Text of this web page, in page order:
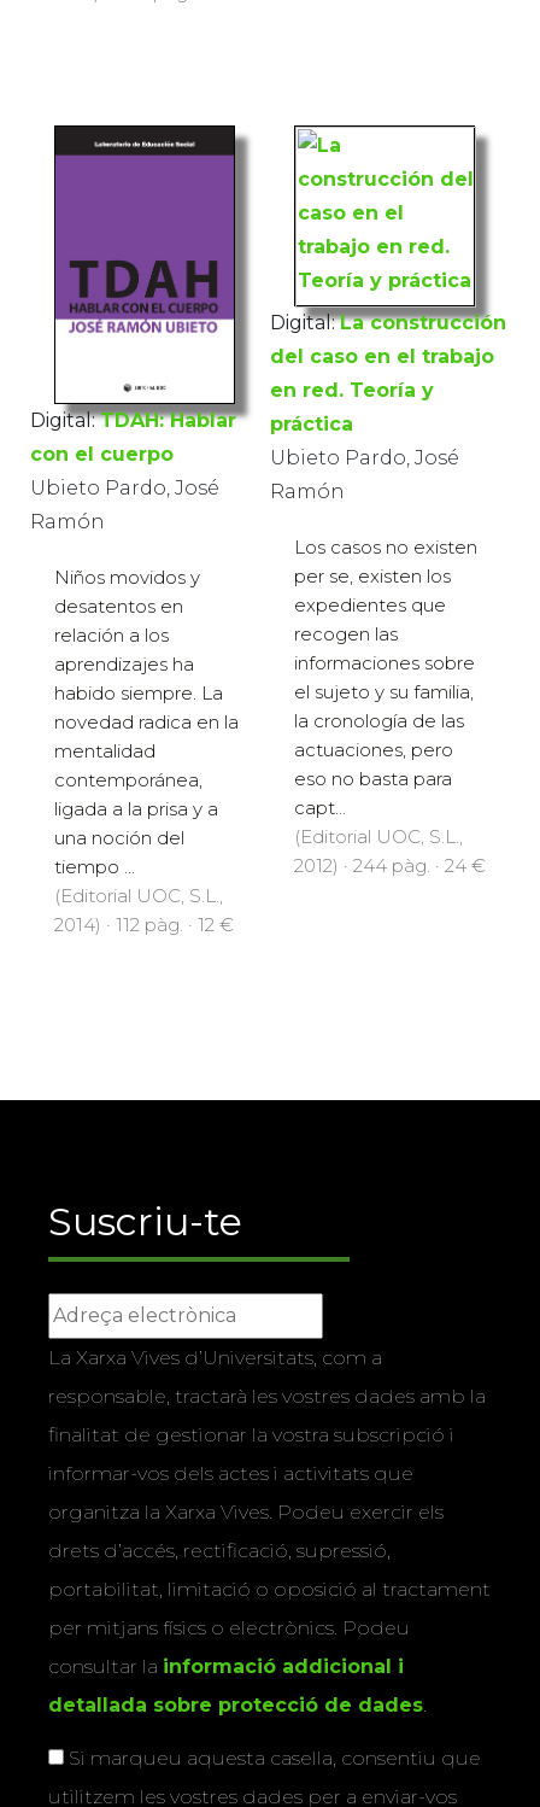
Digital: TDAH: Hablar
con el cuerpo
Ubieto Pardo, José
Ramón
Niños movidos y
desatentos en
relación a los
aprendizajes ha
habido siempre. La
novedad radica en la
mentalidad
contemporánea,
ligada a la prisa y a
una noción del
tiempo ...
(Editorial UOC, S.L.,
2014) · 112 pàg. · 12 €
Digital: La construcción
del caso en el trabajo
en red. Teoría y
práctica
Ubieto Pardo, José
Ramón
Los casos no existen
per se, existen los
expedientes que
recogen las
informaciones sobre
el sujeto y su familia,
la cronología de las
actuaciones, pero
eso no basta para
capt...
(Editorial UOC, S.L.,
2012) · 244 pàg. · 24 €
Suscriu-te
La Xarxa Vives d’Universitats, com a
responsable, tractarà les vostres dades amb la
finalitat de gestionar la vostra subscripció i
informar-vos dels actes i activitats que
organitza la Xarxa Vives. Podeu exercir els
drets d’accés, rectificació, supressió,
portabilitat, limitació o oposició al tractament
per mitjans físics o electrònics. Podeu
consultar la informació addicional i
detallada sobre protecció de dades.
Si marqueu aquesta casella, consentiu que
utilitzem les vostres dades per a enviar-vos